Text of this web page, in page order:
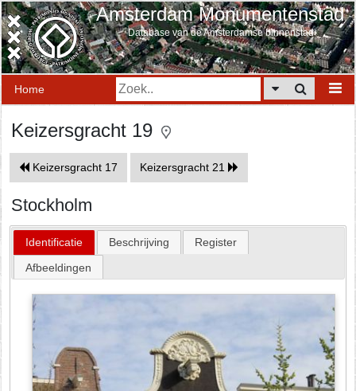
Amsterdam Monumentenstad
Database van de Amsterdamse binnenstad
Home
Keizersgracht 19
Keizersgracht 17 Keizersgracht 21
Stockholm
Identificatie Beschrijving
Register
Afbeeldingen